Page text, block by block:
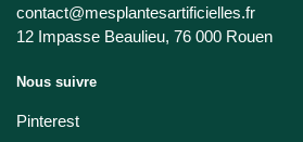
contact@mesplantesartificielles.fr
12 Impasse Beaulieu, 76 000 Rouen
Nous suivre
Pinterest